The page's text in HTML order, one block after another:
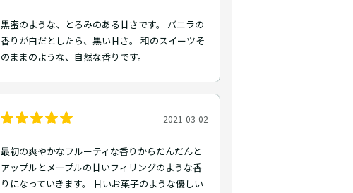
黒蜜のような、とろみのある甘さです。 バニラの
香りが白だとしたら、黒い甘さ。 和のスイーツそ
のままのような、自然な香りです。
2021-03-02
最初の爽やかなフルーティな香りからだんだんと
アップルとメープルの甘いフィリングのような香
りになっていきます。 甘いお菓子のような優しい